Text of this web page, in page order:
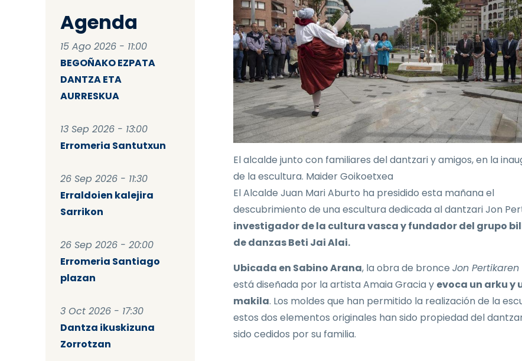
Agenda
15 Ago 2026 - 11:00
BEGOÑAKO EZPATA
DANTZA ETA
AURRESKUA
13 Sep 2026 - 13:00
Erromeria Santutxun
26 Sep 2026 - 11:30
Erraldoien kalejira
Sarrikon
26 Sep 2026 - 20:00
Erromeria Santiago
plazan
3 Oct 2026 - 17:30
Dantza ikuskizuna
Zorrotzan
El alcalde junto con familiares del dantzari y amigos, en la
de la escultura. Maider Goikoetxea
El Alcalde Juan Mari Aburto ha presidido esta mañana el
descubrimiento de una escultura dedicada al dantzari Jon
investigador de la cultura vasca y fundador del grupo
de danzas Beti Jai Alai.
Ubicada en Sabino Arana, la obra de bronce Jon Pertikaren
está diseñada por la artista Amaia Gracia y evoca un arku y
makila. Los moldes que han permitido la realización de la
estos dos elementos originales han sido propiedad del
sido cedidos por su familia.